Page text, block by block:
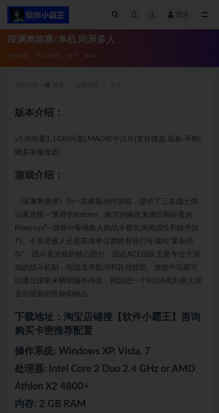
登录
深渊奥德赛/单机.同屏多人
全部内容 4 年前 0 4
版本介绍：
v1.0|容量1.1GB|内置LMAO简中汉化|支持键盘.鼠标.手柄|
赠多项修改器|
游戏介绍：
《深渊奥德赛》为一款横版动作游戏，提供了三名战士供
玩家选择—“鲁莽的Katrien，痛苦的幽灵鬼僧侣和轻盈的
Pinocoya”—游戏中每场敌人的战斗都充满挑战性和操作技
巧。不管是敌人还是英雄单位都拥有他们专属的“复杂动
作”，战斗是游戏的核心部分，因此ACE团队主要专注于游
戏的战斗机制，包括道奇取消和其他技能。游戏中玩家可
以通过探索来解锁额外内容，例如把一个BOSS抡到多次就
会出现新的怪物和物品。
下载地址：淘宝店铺搜【软件小霸王】咨询
购买卡密推荐配置
操作系统: Windows XP, Vista, 7
处理器: Intel Core 2 Duo 2.4 GHz or AMD
Athlon X2 4800+
内存: 2 GB RAM